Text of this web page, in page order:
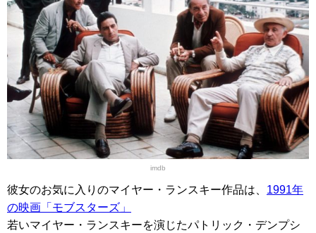
imdb
彼女のお気に入りのマイヤー・ランスキー作品は、 1991年
の映画「モブスターズ」
若いマイヤー・ランスキーを演じたパトリック・デンプシ